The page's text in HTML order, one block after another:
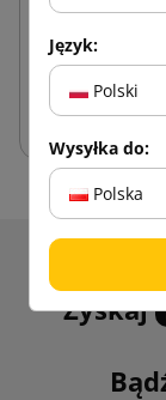
Otrzymuj
Zyskaj
Język:
Polski
Wysyłka do:
Polska